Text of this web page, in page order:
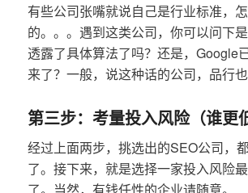
有些公司张嘴就说自己是行业标准，
的。。。遇到这类公司，你可以问下
透露了具体算法了吗？还是，Google
来了？一般，说这种话的公司，品行也
第三步：考量投入风险（谁更
经过上面两步，挑选出的SEO公司，
了。接下来，就是选择一家投入风险